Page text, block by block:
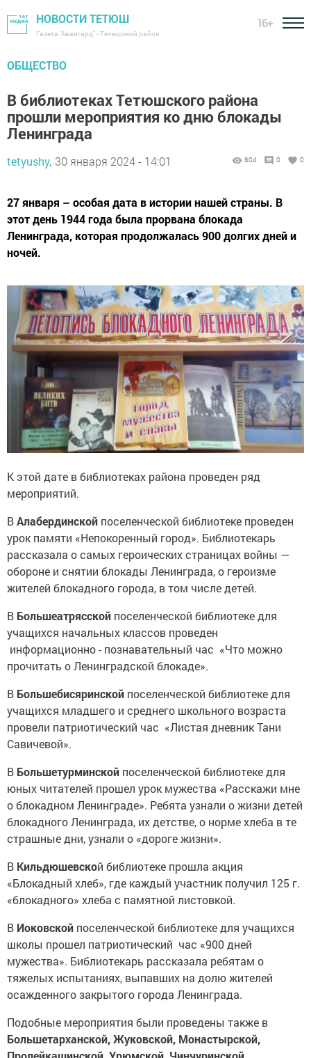
НОВОСТИ ТЕТЮШ
Газета "Авангард" - Тетюшский район
16+
ОБЩЕСТВО
В библиотеках Тетюшского района
прошли мероприятия ко дню блокады
Ленинграда
tetyushy, 30 января 2024 - 14:01 604 0 0
27 января – особая дата в истории нашей страны. В
этот день 1944 года была прорвана блокада
Ленинграда, которая продолжалась 900 долгих дней и
ночей.
К этой дате в библиотеках района проведен ряд
мероприятий.
ВАлабердинской поселенческой библиотеке проведен
урок памяти «Непокоренный город». Библиотекарь
рассказала о самых героических страницах войны —
обороне и снятии блокады Ленинграда, о героизме
жителей блокадного города, в том числе детей.
В Большеатрясской поселенческой библиотеке для
учащихся начальных классов проведен
информационно - познавательный час «Что можно
прочитать о Ленинградской блокаде».
В Большебисяринской поселенческой библиотеке для
учащихся младшего и среднего школьного возраста
провели патриотический час «Листая дневник Тани
Савичевой».
В Большетурминской поселенческой библиотеке для
юных читателей прошел урок мужества «Расскажи мне
о блокадном Ленинграде». Ребята узнали о жизни детей
блокадного Ленинграда, их детстве, о норме хлеба в те
страшные дни, узнали о «дороге жизни».
В Кильдюшевской библиотеке прошла акция
«Блокадный хлеб», где каждый участник получил 125 г.
«блокадного» хлеба с памятной листовкой.
В Иоковской поселенческой библиотеке для учащихся
школы прошел патриотический час «900 дней
мужества». Библиотекарь рассказала ребятам о
тяжелых испытаниях, выпавших на долю жителей
осажденного закрытого города Ленинграда.
Подобные мероприятия были проведены также в
Большетарханской, Жуковской, Монастырской,